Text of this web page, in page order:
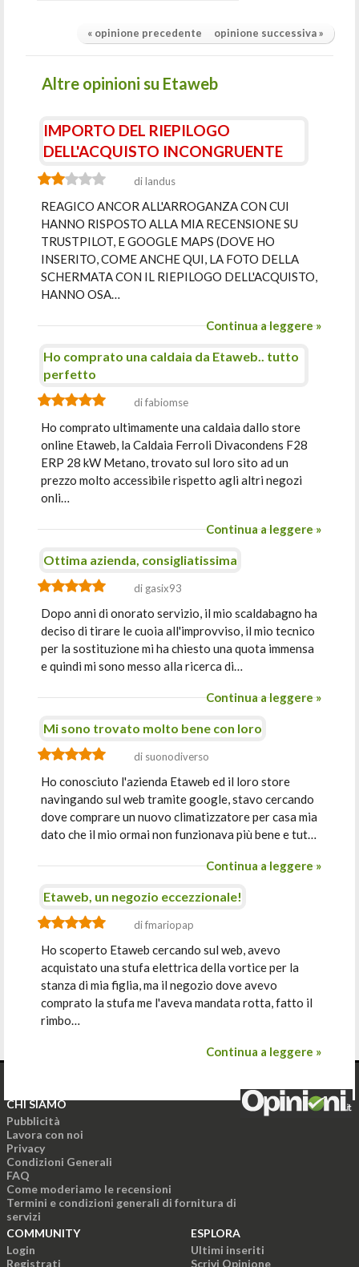
« opinione precedente opinione successiva »
Altre opinioni su Etaweb
IMPORTO DEL RIEPILOGO
DELL'ACQUISTO INCONGRUENTE
di landus
REAGICO ANCOR ALL'ARROGANZA CON CUI
HANNO RISPOSTO ALLA MIA RECENSIONE SU
TRUSTPILOT, E GOOGLE MAPS (DOVE HO
INSERITO, COME ANCHE QUI, LA FOTO DELLA
SCHERMATA CON IL RIEPILOGO DELL'ACQUISTO,
HANNO OSA…
Continua a leggere »
Ho comprato una caldaia da Etaweb.. tutto
perfetto
di fabiomse
Ho comprato ultimamente una caldaia dallo store
online Etaweb, la Caldaia Ferroli Divacondens F28
ERP 28 kW Metano, trovato sul loro sito ad un
prezzo molto accessibile rispetto agli altri negozi
onli…
Continua a leggere »
Ottima azienda, consigliatissima
di gasix93
Dopo anni di onorato servizio, il mio scaldabagno ha
deciso di tirare le cuoia all'improvviso, il mio tecnico
per la sostituzione mi ha chiesto una quota immensa
e quindi mi sono messo alla ricerca di…
Continua a leggere »
Mi sono trovato molto bene con loro
di suonodiverso
Ho conosciuto l'azienda Etaweb ed il loro store
navingando sul web tramite google, stavo cercando
dove comprare un nuovo climatizzatore per casa mia
dato che il mio ormai non funzionava più bene e tut…
Continua a leggere »
Etaweb, un negozio eccezzionale!
di fmariopap
Ho scoperto Etaweb cercando sul web, avevo
acquistato una stufa elettrica della vortice per la
stanza di mia figlia, ma il negozio dove avevo
comprato la stufa me l'aveva mandata rotta, fatto il
rimbo…
Continua a leggere »
CHI SIAMO
Pubblicità
Lavora con noi
Privacy
Condizioni Generali
FAQ
Come moderiamo le recensioni
Termini e condizioni generali di fornitura di
servizi
COMMUNITY
Login
Registrati
ESPLORA
Ultimi inseriti
Scrivi Opinione